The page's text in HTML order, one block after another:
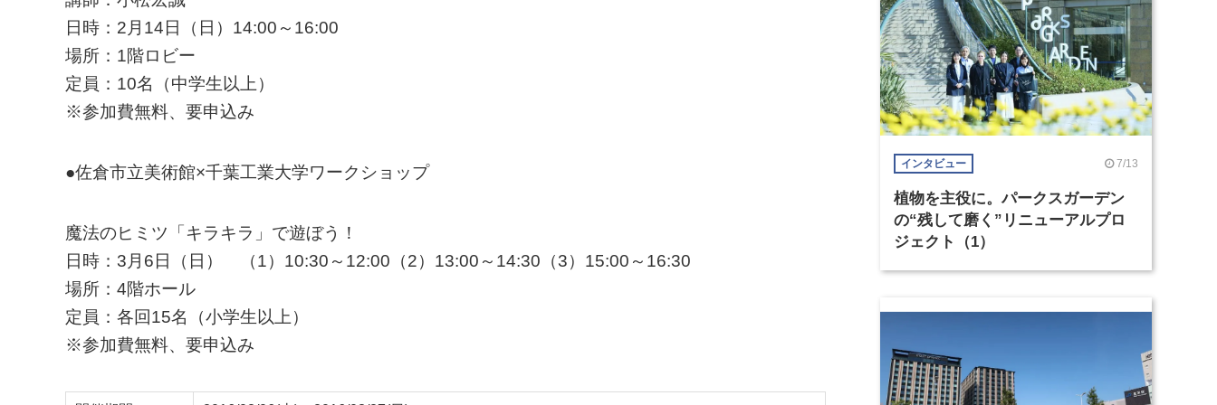
日時：2月14日（日）14:00～16:00
場所：1階ロビー
定員：10名（中学生以上）
※参加費無料、要申込み
●佐倉市立美術館×千葉工業大学ワークショップ
魔法のヒミツ「キラキラ」で遊ぼう！
日時：3月6日（日） （1）10:30～12:00（2）13:00～14:30（3）15:00～16:30
場所：4階ホール
定員：各回15名（小学生以上）
※参加費無料、要申込み
インタビュー 7/13
植物を主役に。パークスガーデン
の“残して磨く”リニューアルプロ
ジェクト（1）